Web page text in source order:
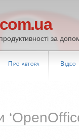
за
Про автора Відео